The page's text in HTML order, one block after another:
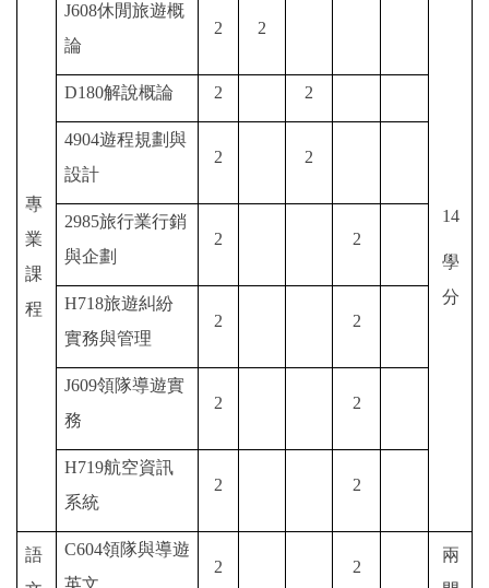
專
業
課
程
J608休閒旅遊概
論
2 2
14
學
分
D180解說概論 2 2
4904遊程規劃與
設計
2 2
2985旅行業行銷
與企劃
2 2
H718旅遊糾紛
實務與管理
2 2
J609領隊導遊實
務
2 2
H719航空資訊
系統
2 2
語
C604領隊與導遊
英文
2 2
兩